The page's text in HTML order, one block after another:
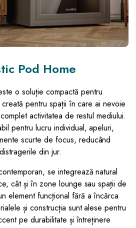
Pod Home
o soluție compactă pentru
pentru spații în care ai nevoie
activitatea de restul mediului.
pentru lucru individual, apeluri,
scurte de focus, reducând
din jur.
se integrează natural
cât și în zone lounge sau spații de
element funcțional fără a încărca
și construcția sunt alese pentru
pe durabilitate și întreținere